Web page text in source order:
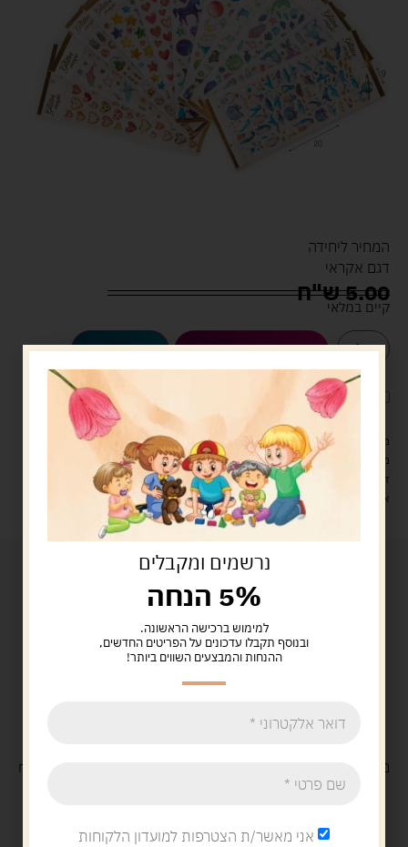
המחיר ליחידה
דגם אקראי
5.00ש"ח
קיים במלאי
קנה עכשיו הוספה לסל
לארוז את המוצר באריזת מתנה
מעל 329 ש"ח, משלוח עם שליח עד הבית חינם! – 0 ₪
משלוח עם שליח עד הבית: 29 ש"ח
זמן אספקה: עד 4 ימי עסקים.
איסוף עצמי: מ"ביתר טויס" רחוב בניין דוד 18, ביתר עילית.
משלוח
נרשמים ומקבלים
5% הנחה
למימוש ברכישה הראשונה.
ובנוסף תקבלו עדכונים על הפריטים החדשים,
ההנחות והמבצעים השווים ביותר!
אני מאשר/ת הצטרפות למועדון הלקוחות